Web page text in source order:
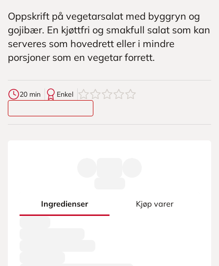
Oppskrift på vegetarsalat med byggryn og
gojibær. En kjøttfri og smakfull salat som kan
serveres som hovedrett eller i mindre
porsjoner som en vegetar forrett.
20 min Enkel 0av5stjerner
Ingredienser Kjøp varer